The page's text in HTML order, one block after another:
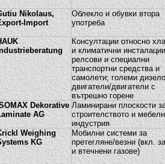
Nikolaus,
Import
Облекло и обувки втора
употреба
Консултации относно
и климатични
релсови и специални
транспортни средства и
самолети; големи
двигатели/двигатели с
вътрешно горене
Dekorative
AG
Ламинирани плоскости
строителството и
индустрия
Weighing
KG
Мобилни системи за
претегляне/везни (вкл.
и втечнени газове)